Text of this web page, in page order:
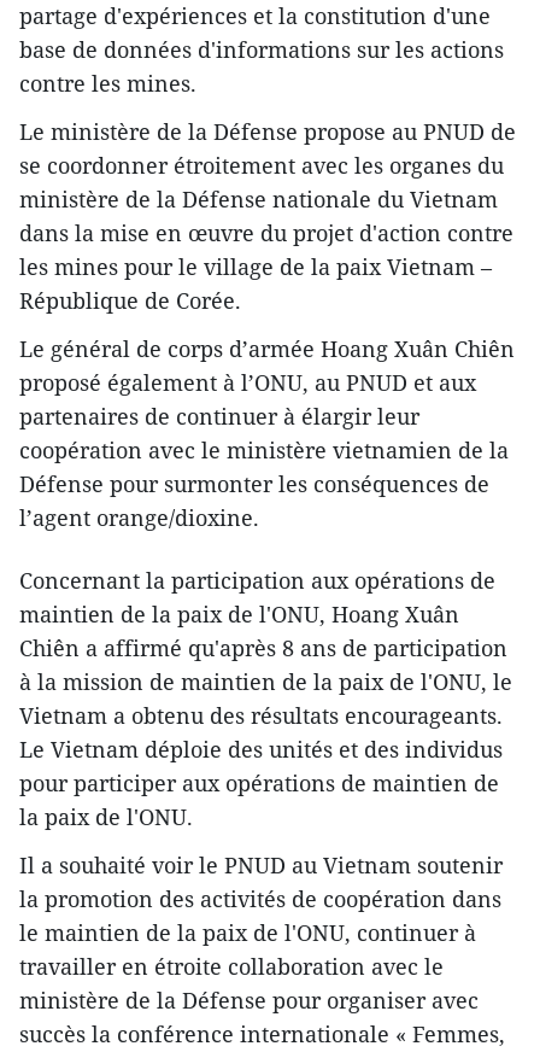
partage d'expériences et la constitution d'une
base de données d'informations sur les actions
contre les mines.
Le ministère de la Défense propose au PNUD de
se coordonner étroitement avec les organes du
ministère de la Défense nationale du Vietnam
dans la mise en œuvre du projet d'action contre
les mines pour le village de la paix Vietnam –
République de Corée.
Le général de corps d’armée Hoang Xuân Chiên
proposé également à l’ONU, au PNUD et aux
partenaires de continuer à élargir leur
coopération avec le ministère vietnamien de la
Défense pour surmonter les conséquences de
l’agent orange/dioxine.
Concernant la participation aux opérations de
maintien de la paix de l'ONU, Hoang Xuân
Chiên a affirmé qu'après 8 ans de participation
à la mission de maintien de la paix de l'ONU, le
Vietnam a obtenu des résultats encourageants.
Le Vietnam déploie des unités et des individus
pour participer aux opérations de maintien de
la paix de l'ONU.
Il a souhaité voir le PNUD au Vietnam soutenir
la promotion des activités de coopération dans
le maintien de la paix de l'ONU, continuer à
travailler en étroite collaboration avec le
ministère de la Défense pour organiser avec
succès la conférence internationale « Femmes,